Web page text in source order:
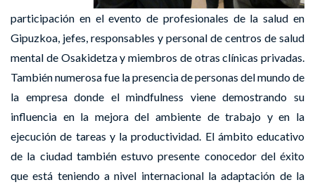
participación en el evento de profesionales de la salud en
Gipuzkoa, jefes, responsables y personal de centros de salud
mental de Osakidetza y miembros de otras clínicas privadas.
También numerosa fue la presencia de personas del mundo de
la empresa donde el mindfulness viene demostrando su
influencia en la mejora del ambiente de trabajo y en la
ejecución de tareas y la productividad. El ámbito educativo
de la ciudad también estuvo presente conocedor del éxito
que está teniendo a nivel internacional la adaptación de la